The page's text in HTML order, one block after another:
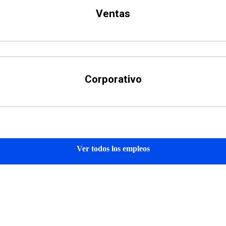
Ventas
Corporativo
Ver todos los empleos